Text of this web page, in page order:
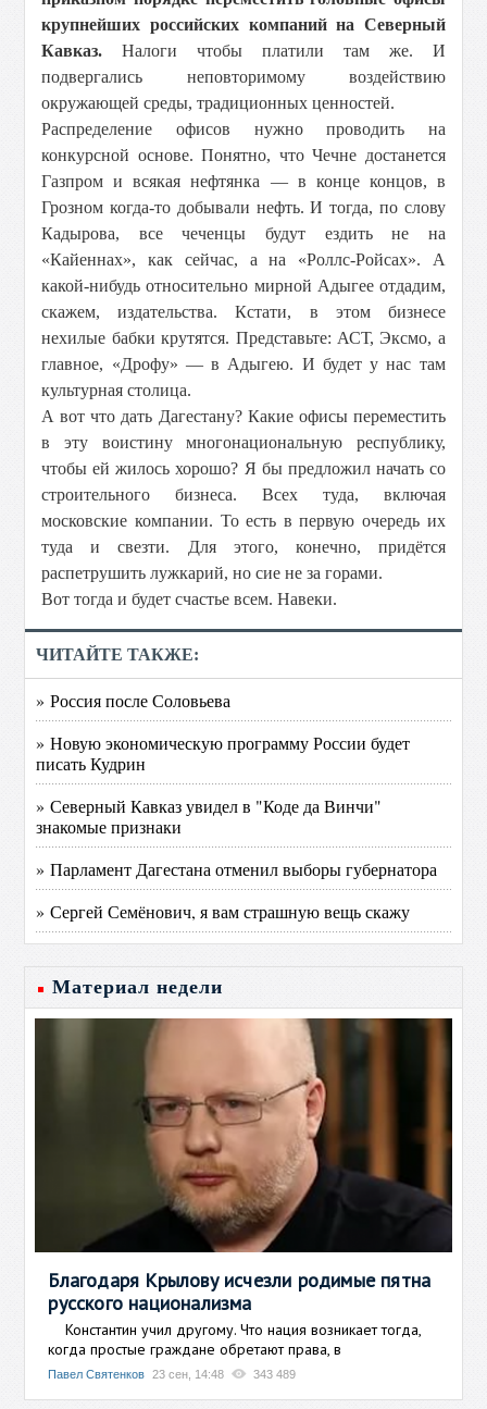
крупнейших российских компаний на Северный
Кавказ. Налоги чтобы платили там же. И
подвергались неповторимому воздействию
окружающей среды, традиционных ценностей.
Распределение офисов нужно проводить на
конкурсной основе. Понятно, что Чечне достанется
Газпром и всякая нефтянка — в конце концов, в
Грозном когда-то добывали нефть. И тогда, по слову
Кадырова, все чеченцы будут ездить не на
«Кайеннах», как сейчас, а на «Роллс-Ройсах». А
какой-нибудь относительно мирной Адыгее отдадим,
скажем, издательства. Кстати, в этом бизнесе
нехилые бабки крутятся. Представьте: АСТ, Эксмо, а
главное, «Дрофу» — в Адыгею. И будет у нас там
культурная столица.
А вот что дать Дагестану? Какие офисы переместить
в эту воистину многонациональную республику,
чтобы ей жилось хорошо? Я бы предложил начать со
строительного бизнеса. Всех туда, включая
московские компании. То есть в первую очередь их
туда и свезти. Для этого, конечно, придётся
распетрушить лужкарий, но сие не за горами.
Вот тогда и будет счастье всем. Навеки.
ЧИТАЙТЕ ТАКЖЕ:
» Россия после Соловьева
» Новую экономическую программу России будет
писать Кудрин
» Северный Кавказ увидел в "Коде да Винчи"
знакомые признаки
» Парламент Дагестана отменил выборы губернатора
» Сергей Семёнович, я вам страшную вещь скажу
Материал недели
Благодаря Крылову исчезли родимые пятна
русского национализма
Константин учил другому. Что нация возникает тогда,
когда простые граждане обретают права, в
Павел Святенков 23 сен, 14:48 343 489